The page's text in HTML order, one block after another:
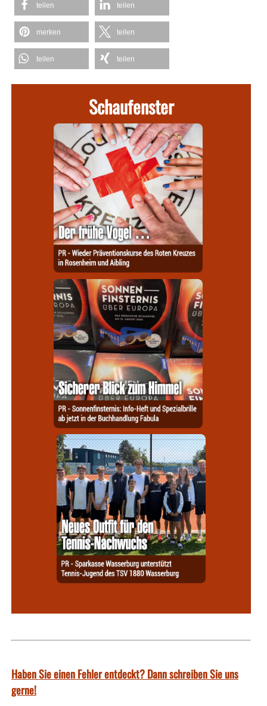
teilen teilen
merken teilen
teilen teilen
Schaufenster
Haben Sie einen Fehler entdeckt? Dann schreiben Sie uns
gerne!